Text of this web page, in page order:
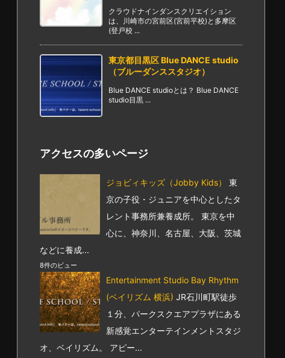
クラウドナインダンスクリエイション
は、川崎市の宮前区(宮前平校)と多摩区
(登戸校 ...
東京都目黒区 Blue DANCE studio
（ブルーダンススタジオ）
Blue DANCE studioとは？ Blue DANCE
studio目黒 ...
アクセスの多いページ
ジョビィキッズ（Jobby Kids）
東
京の子役・ジュニアを中心としたタ
レント事務所兼養成所。 東京を中
心に、神奈川、名古屋、大阪、茨城
などに養成...
8件のビュー
Entertainment Studio Bay Rhythm
(ベイリズム 横浜) JR石川町駅徒歩
１分、パークスクエアプラザにある
新感覚エンターテインメントスタジ
オ、ベイリズム。 アピー...